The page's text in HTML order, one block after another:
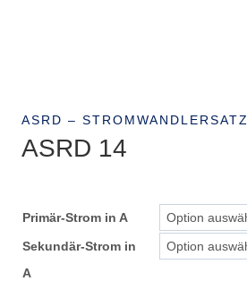
ASRD – STROMWANDLERSATZ
ASRD 14
Primär-Strom in A
Sekundär-Strom in
A